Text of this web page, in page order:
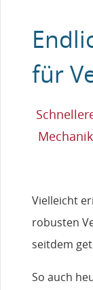
für
Vielleicht
robusten
seitdem
So auch